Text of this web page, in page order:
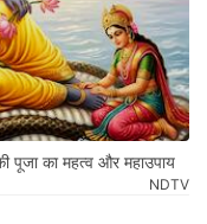
का महत्व और महाउपाय
NDTV